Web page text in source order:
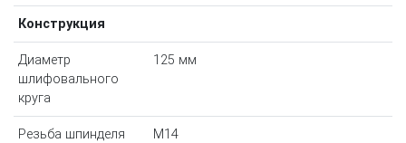
Конструкция
Диаметр
шлифовального
круга
125 мм
Резьба шпинделя M14